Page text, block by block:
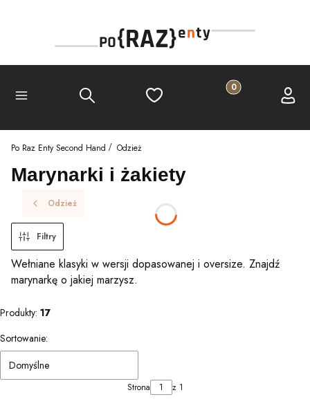
Menu Szukaj Ulubione Produkty w
Koszyk
Po Raz Enty Second Hand Odzież
Marynarki i żakiety
Odzież
Filtry
Wełniane klasyki w wersji dopasowanej i oversize. Znajdź
marynarkę o jakiej marzysz.
Produkty: 17
Lista produktów
Sortowanie:
Domyślne
Strona z 1